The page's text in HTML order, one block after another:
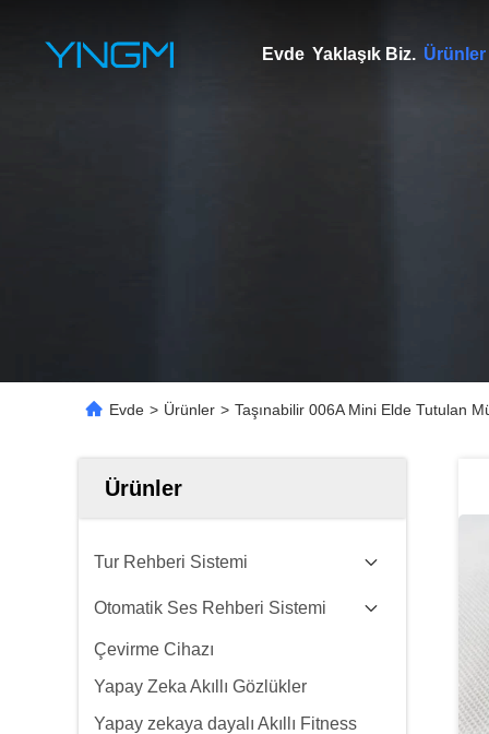
Evde Yaklaşık Biz. Ürünler
Evde > Ürünler > Taşınabilir 006A Mini Elde Tutulan
Ürünler
Tur Rehberi Sistemi
Otomatik Ses Rehberi Sistemi
Çevirme Cihazı
Yapay Zeka Akıllı Gözlükler
Yapay zekaya dayalı Akıllı Fitness